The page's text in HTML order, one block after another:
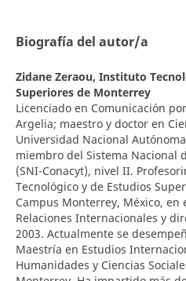
Biografía del autor/a
Zidane Zeraou, Instituto
Superiores de Monterrey
Licenciado en Comunicación
Argelia; maestro y doctor en
Universidad Nacional
miembro del Sistema Nacional
(SNI-Conacyt), nivel II.
Tecnológico y de Estudios
Campus Monterrey, México, en
Relaciones Internacionales y
2003. Actualmente se
Maestría en Estudios
Humanidades y Ciencias